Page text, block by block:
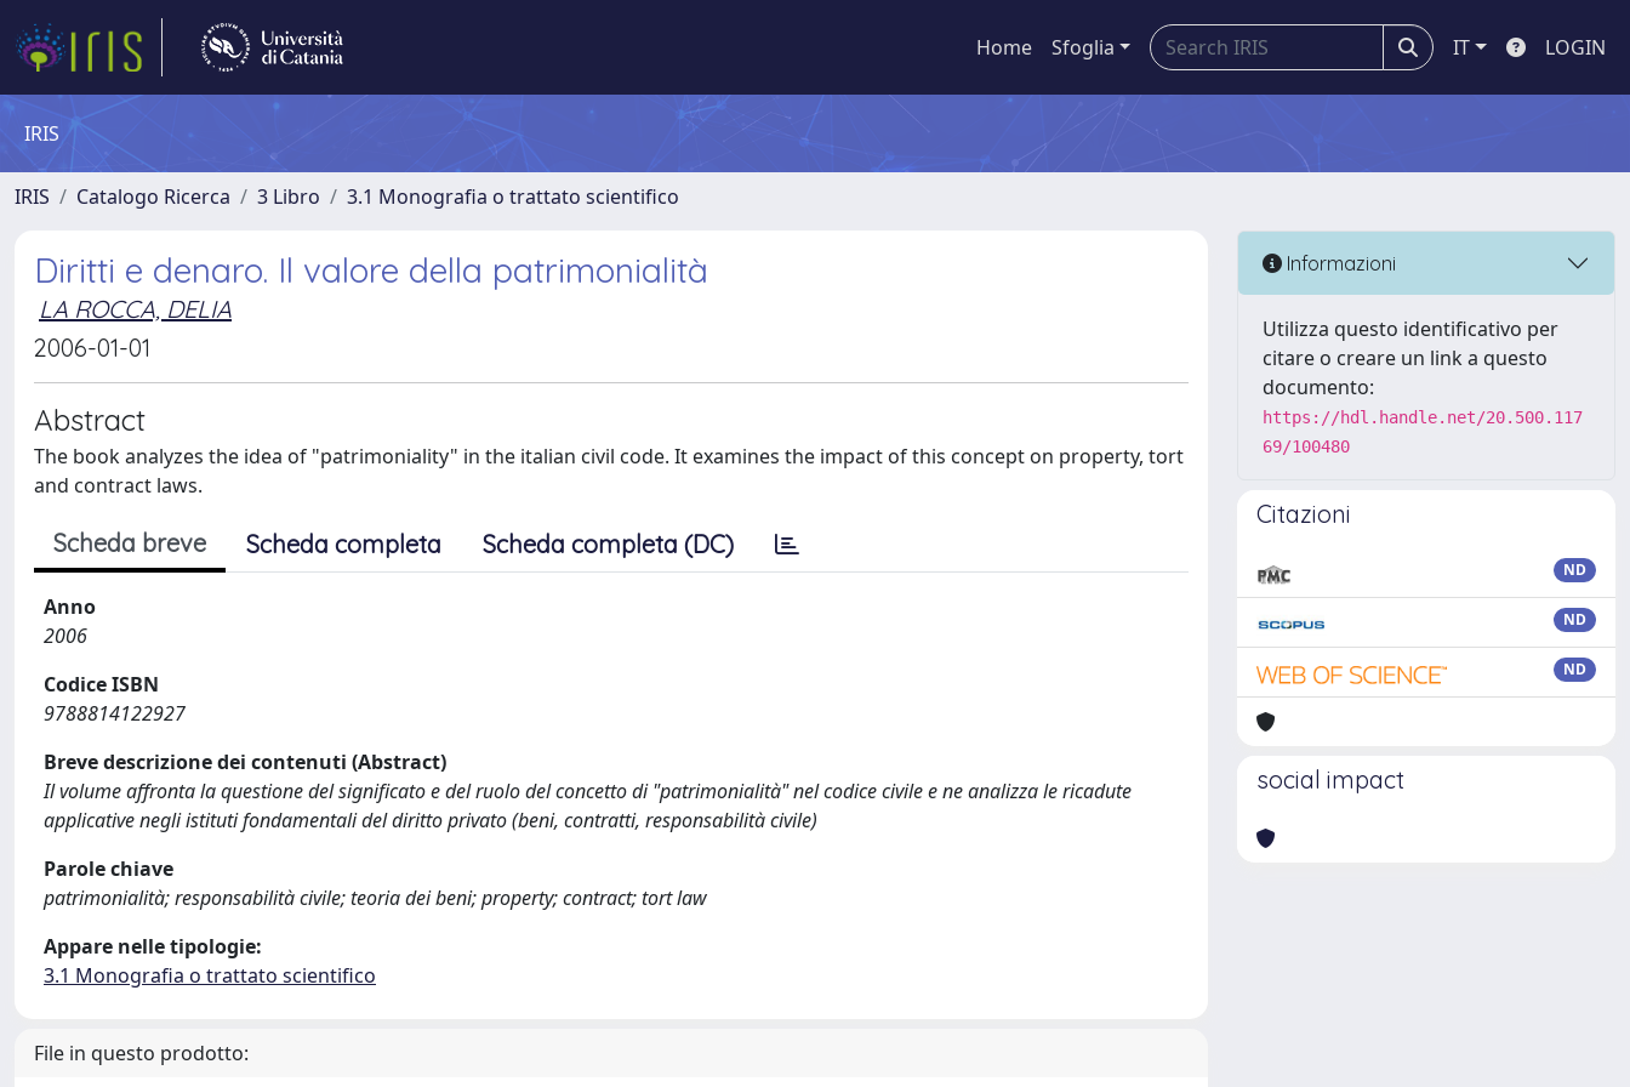
Home Sfoglia IT LOGIN
IRIS
IRIS Catalogo Ricerca 3 Libro 3.1 Monografia o trattato scientifico
Diritti e denaro. Il valore della patrimonialità
LA ROCCA, DELIA
2006-01-01
Abstract
The book analyzes the idea of "patrimoniality" in the italian civil code. It examines the impact of this concept on property, tort
and contract laws.
Scheda breve Scheda completa Scheda completa (DC)
Anno
2006
Codice ISBN
9788814122927
Breve descrizione dei contenuti (Abstract)
Il volume affronta la questione del significato e del ruolo del concetto di "patrimonialità" nel codice civile e ne analizza le ricadute
applicative negli istituti fondamentali del diritto privato (beni, contratti, responsabilità civile)
Parole chiave
patrimonialità; responsabilità civile; teoria dei beni; property; contract; tort law
Appare nelle tipologie:
3.1 Monografia o trattato scientifico
File in questo prodotto:
Informazioni
Utilizza questo identificativo per
citare o creare un link a questo
documento:
https://hdl.handle.net/20.500.117
69/100480
Citazioni
ND
ND
ND
social impact